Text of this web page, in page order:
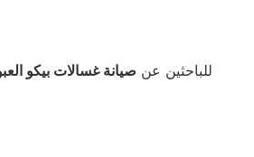
للباحثين عن صيانة غسالات بيكو